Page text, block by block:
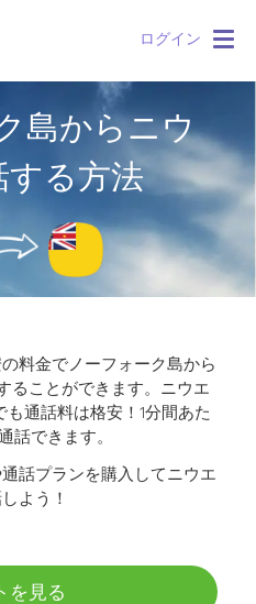
ログイン
島からニウ
する方法
料金でノーフォーク島から
ことができます。 ニウエ
通話料は格安！1分間あた
話できます。
話プランを購入してニウエ
よう！
を見る